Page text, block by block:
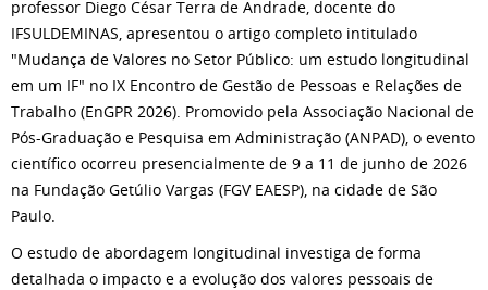
professor Diego César Terra de Andrade, docente do
IFSULDEMINAS, apresentou o artigo completo intitulado
"Mudança de Valores no Setor Público: um estudo longitudinal
em um IF" no IX Encontro de Gestão de Pessoas e Relações de
Trabalho (EnGPR 2026). Promovido pela Associação Nacional de
Pós-Graduação e Pesquisa em Administração (ANPAD), o evento
científico ocorreu presencialmente de 9 a 11 de junho de 2026
na Fundação Getúlio Vargas (FGV EAESP), na cidade de São
Paulo.
O estudo de abordagem longitudinal investiga de forma
detalhada o impacto e a evolução dos valores pessoais de